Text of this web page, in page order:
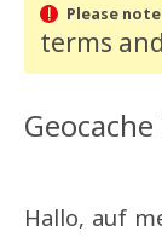
Please note
terms
Hallo, auf